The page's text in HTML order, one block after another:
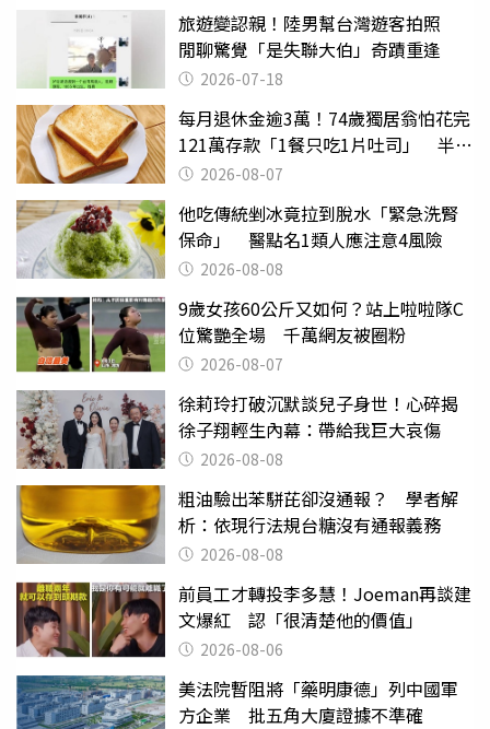
旅遊變認親！陸男幫台灣遊客拍照
閒聊驚覺「是失聯大伯」奇蹟重逢
2026-07-18
每月退休金逾3萬！74歲獨居翁怕花完
121萬存款「1餐只吃1片吐司」 半年
後暴瘦嚇壞女兒
2026-08-07
他吃傳統剉冰竟拉到脫水「緊急洗腎
保命」 醫點名1類人應注意4風險
2026-08-08
9歲女孩60公斤又如何？站上啦啦隊C
位驚艷全場 千萬網友被圈粉
2026-08-07
徐莉玲打破沉默談兒子身世！心碎揭
徐子翔輕生內幕：帶給我巨大哀傷
2026-08-08
粗油驗出苯駢芘卻沒通報？ 學者解
析：依現行法規台糖沒有通報義務
2026-08-08
前員工才轉投李多慧！Joeman再談建
文爆紅 認「很清楚他的價值」
2026-08-06
美法院暫阻將「藥明康德」列中國軍
方企業 批五角大廈證據不準確